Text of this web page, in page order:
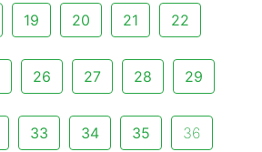
19 20 21 22
26 27 28 29
33 34 35 36